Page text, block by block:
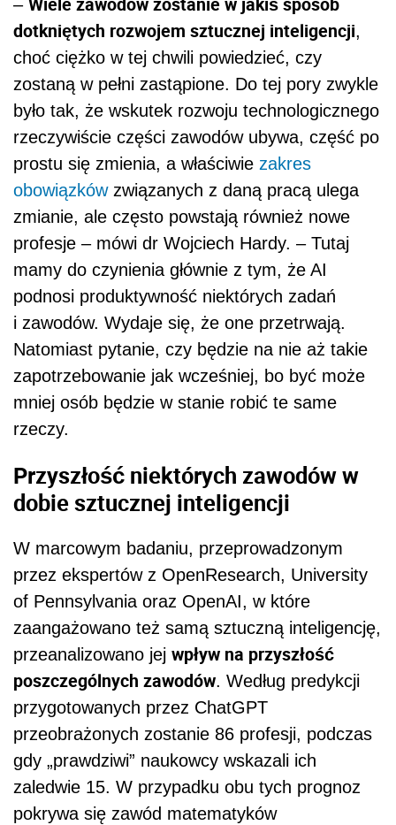
–
dotkniętych rozwojem sztucznej inteligencji,
choć ciężko w tej chwili powiedzieć, czy
zostaną w pełni zastąpione. Do tej pory zwykle
było tak, że wskutek rozwoju technologicznego
rzeczywiście części zawodów ubywa, część po
prostu się zmienia, a właściwie zakres
obowiązkówzwiązanych z daną pracą ulega
zmianie, ale często powstają również nowe
profesje – mówi dr Wojciech Hardy. – Tutaj
mamy do czynienia głównie z tym, że AI
podnosi produktywność niektórych zadań
i zawodów. Wydaje się, że one przetrwają.
Natomiast pytanie, czy będzie na nie aż takie
zapotrzebowanie jak wcześniej, bo być może
mniej osób będzie w stanie robić te same
rzeczy.
Przyszłość niektórych zawodów w
dobie sztucznej inteligencji
W marcowym badaniu, przeprowadzonym
przez ekspertów z OpenResearch, University
of Pennsylvania oraz OpenAI, w które
zaangażowano też samą sztuczną inteligencję,
przeanalizowano jej wpływ na przyszłość
poszczególnych zawodów. Według predykcji
przygotowanych przez ChatGPT
przeobrażonych zostanie 86 profesji, podczas
gdy „prawdziwi” naukowcy wskazali ich
zaledwie 15. W przypadku obu tych prognoz
pokrywa się zawód matematyków